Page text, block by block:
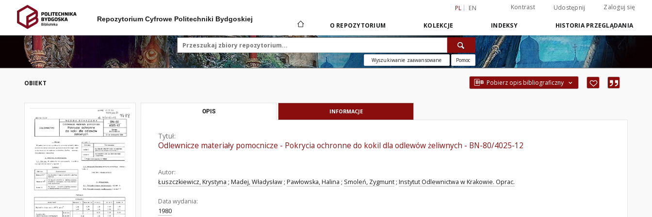
PL EN Kontrast Udostępnij Zaloguj się
Repozytorium Cyfrowe Politechniki Bydgoskiej
O REPOZYTORIUM KOLEKCJE INDEKSY HISTORIA PRZEGLĄDANIA
Wyszukiwanie zaawansowane Pomoc
OBIEKT Pobierz opis bibliograficzny
OPIS INFORMACJE
Tytuł:
Odlewnicze materiały pomocnicze - Pokrycia ochronne do kokil dla odlewów żeliwnych - BN-80/4025-12
Autor:
Łuszczkiewicz, Krystyna ; Madej, Władysław ; Pawłowska, Halina ; Smoleń, Zygmunt ; Instytut Odlewnictwa w Krakowie. Oprac.
Data wydania:
1980